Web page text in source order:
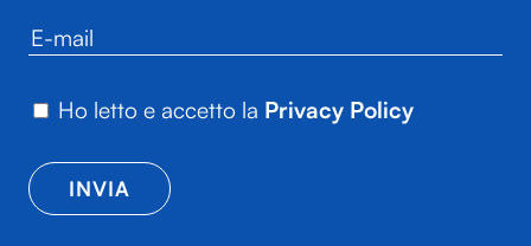
Ho letto e accetto la Privacy Policy